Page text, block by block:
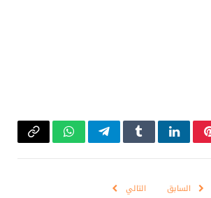
بينتيريستلينكدإنTumblrتيلقرامواتسابCopy
السابق التالي